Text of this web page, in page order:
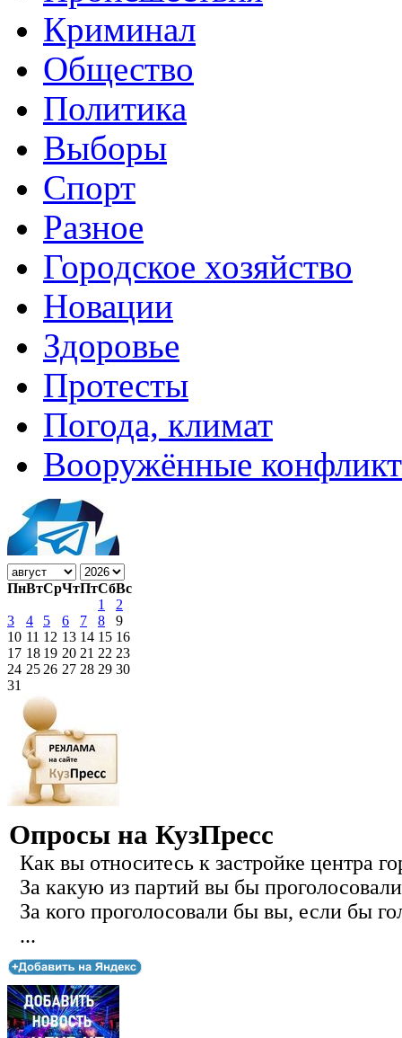
Криминал
Общество
Политика
Выборы
Спорт
Разное
Городское хозяйство
Новации
Здоровье
Протесты
Погода, климат
Вооружённые
ПнВтСрЧтПтСбВс
1
2
3
4 5 6 7 8
9
10 11 12 13 14 15 16
17 18 19 20 21 22 23
24 25 26 27 28 29 30
31
Опросы на КузПресс
Как вы относитесь к застройке центра
За какую из партий вы бы
За кого проголосовали бы вы, если бы
...